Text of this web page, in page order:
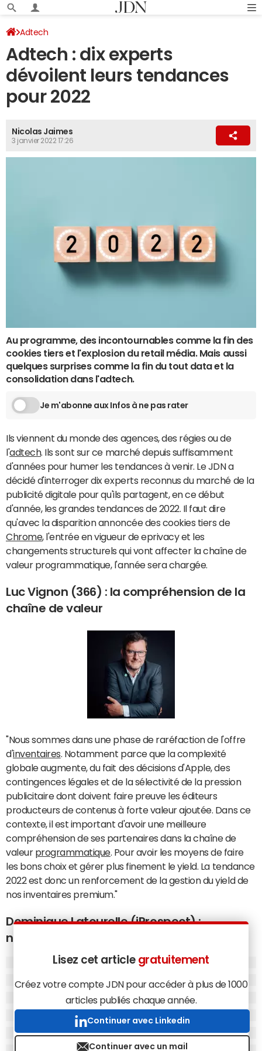
Adtech
Adtech : dix experts
dévoilent leurs tendances
pour 2022
Nicolas Jaimes
3 janvier 2022 17:26
Au programme, des incontournables comme la fin des
cookies tiers et l'explosion du retail média. Mais aussi
quelques surprises comme la fin du tout data et la
consolidation dans l'adtech.
Je m'abonne aux Infos à ne pas rater
Ils viennent du monde des agences, des régies ou de
l'adtech. Ils sont sur ce marché depuis suffisamment
d'années pour humer les tendances à venir. Le JDN a
décidé d'interroger dix experts reconnus du marché de la
publicité digitale pour qu'ils partagent, en ce début
d'année, les grandes tendances de 2022. Il faut dire
qu'avec la disparition annoncée des cookies tiers de
Chrome, l'entrée en vigueur de eprivacy et les
changements structurels qui vont affecter la chaîne de
valeur programmatique, l'année sera chargée.
Luc Vignon (366) : la compréhension de la
chaîne de valeur
"Nous sommes dans une phase de raréfaction de l'offre
d'inventaires . Notamment parce que la complexité
globale augmente, du fait des décisions d'Apple, des
contingences légales et de la sélectivité de la pression
publicitaire dont doivent faire preuve les éditeurs
producteurs de contenus à forte valeur ajoutée. Dans ce
contexte, il est important d'avoir une meilleure
compréhension de ses partenaires dans la chaîne de
valeur programmatique. Pour avoir les moyens de faire
les bons choix et gérer plus finement le yield. La tendance
2022 est donc un renforcement de la gestion du yield de
nos inventaires premium."
Dominique Latourelle (iProspect) :
navigateurs, cloud et e-retail
Lisez cet article gratuitement
Créez votre compte JDN pour accéder à plus de 1000
articles publiés chaque année.
Continuer avec Linkedin
Continuer avec un mail